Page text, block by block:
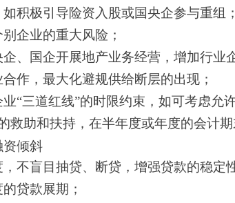
积极引导险资入股或国央企参与重组；
企业的重大风险；
、国企开展地产业务经营，增加行业
作，最大化避规供给断层的出现；
“三道红线”的时限约束，如可考虑允
助和扶持，在半年度或年度的会计期
资倾斜
不盲目抽贷、断贷，增强贷款的稳定
贷款展期；